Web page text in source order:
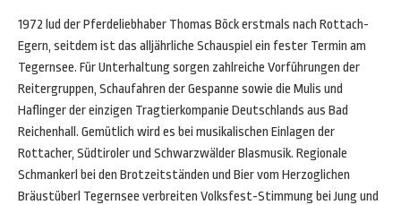
1972 lud der Pferdeliebhaber Thomas Böck erstmals nach Rottach-
Egern, seitdem ist das alljährliche Schauspiel ein fester Termin am
Tegernsee. Für Unterhaltung sorgen zahlreiche Vorführungen der
Reitergruppen, Schaufahren der Gespanne sowie die Mulis und
Haflinger der einzigen Tragtierkompanie Deutschlands aus Bad
Reichenhall. Gemütlich wird es bei musikalischen Einlagen der
Rottacher, Südtiroler und Schwarzwälder Blasmusik. Regionale
Schmankerl bei den Brotzeitständen und Bier vom Herzoglichen
Bräustüberl Tegernsee verbreiten Volksfest-Stimmung bei Jung und